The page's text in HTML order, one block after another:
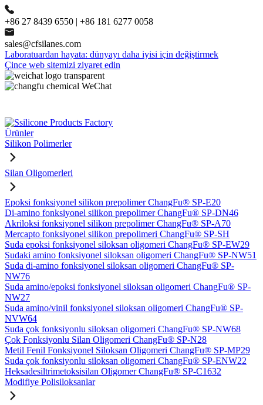
+86 27 8439 6550 | +86 181 6277 0058
sales@cfsilanes.com
Laboratuardan hayata: dünyayı daha iyisi için değiştirmek
Çince web sitemizi ziyaret edin
Ürünler
Silikon Polimerler
Silan Oligomerleri
Epoksi fonksiyonel silikon prepolimer ChangFu® SP-E20
Di-amino fonksiyonel silikon prepolimer ChangFu® SP-DN46
Akriloksi fonksiyonel silikon prepolimer ChangFu® SP-A70
Mercapto fonksiyonel silikon prepolimeri ChangFu® SP-SH
Suda epoksi fonksiyonel siloksan oligomeri ChangFu® SP-EW29
Sudaki amino fonksiyonel siloksan oligomeri ChangFu® SP-NW51
Suda di-amino fonksiyonel siloksan oligomeri ChangFu® SP-
NW76
Suda amino/epoksi fonksiyonel siloksan oligomeri ChangFu® SP-
NW27
Suda amino/vinil fonksiyonel siloksan oligomeri ChangFu® SP-
NVW64
Suda çok fonksiyonlu siloksan oligomeri ChangFu® SP-NW68
Çok Fonksiyonlu Silan Oligomeri ChangFu® SP-N28
Metil Fenil Fonksiyonel Siloksan Oligomeri ChangFu® SP-MP29
Suda çok fonksiyonlu siloksan oligomeri ChangFu® SP-ENW22
Heksadesiltrimetoksisilan Oligomer ChangFu® SP-C1632
Modifiye Polisiloksanlar